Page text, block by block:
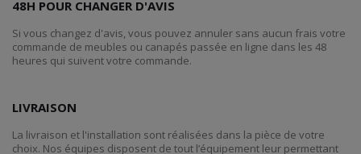
48H POUR CHANGER D'AVIS
Si vous changez d'avis, vous pouvez annuler sans aucun frais votre
commande de meubles ou canapés passée en ligne dans les 48
heures qui suivent votre commande.
LIVRAISON
La livraison et l'installation sont réalisées dans la pièce de votre
choix. Nos équipes disposent de tout l’équipement leur permettant